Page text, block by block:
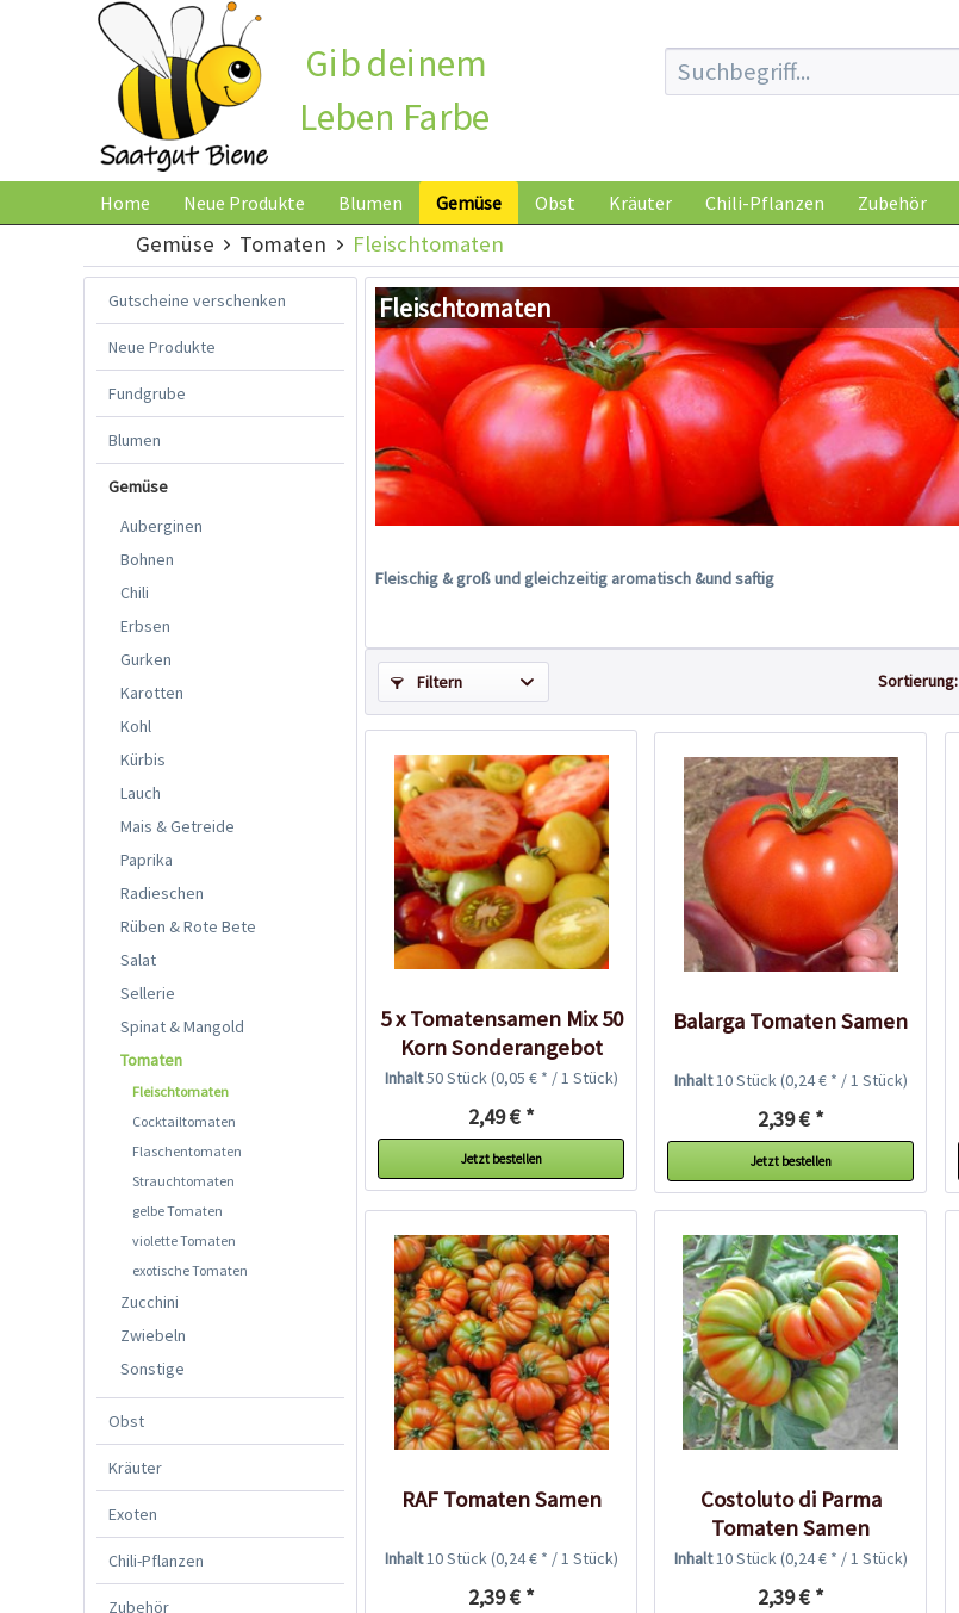
Gib deinem
Leben Farbe
Home Neue Produkte Blumen Gemüse Obst Kräuter Chili-Pflanzen Zubehör
Gemüse Tomaten Fleischtomaten
Gutscheine verschenken
Neue Produkte
Fundgrube
Blumen
Gemüse
Auberginen
Bohnen
Chili
Erbsen
Gurken
Karotten
Kohl
Kürbis
Lauch
Mais & Getreide
Paprika
Radieschen
Rüben & Rote Bete
Salat
Sellerie
Spinat & Mangold
Tomaten
Fleischtomaten
Cocktailtomaten
Flaschentomaten
Strauchtomaten
gelbe Tomaten
violette Tomaten
exotische Tomaten
Zucchini
Zwiebeln
Sonstige
Obst
Kräuter
Exoten
Chili-Pflanzen
Zubehör
Fleischtomaten
Fleischig & groß und gleichzeitig aromatisch &und saftig
Filtern Sortierung:
5 x Tomatensamen Mix 50
Korn Sonderangebot
Inhalt50 Stück(0,05 € * / 1 Stück)
2,49 € *
Jetzt bestellen
Balarga Tomaten Samen
Inhalt10 Stück (0,24 € * / 1 Stück)
2,39 € *
Jetzt bestellen
RAF Tomaten Samen
Inhalt10 Stück(0,24 € * / 1 Stück)
2,39 € *
Costoluto di Parma
Tomaten Samen
Inhalt10 Stück(0,24 € * / 1 Stück)
2,39 € *